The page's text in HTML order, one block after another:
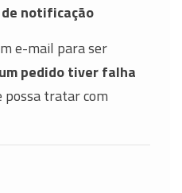
notificação
e-mail para ser
pedido tiver falha
possa tratar com